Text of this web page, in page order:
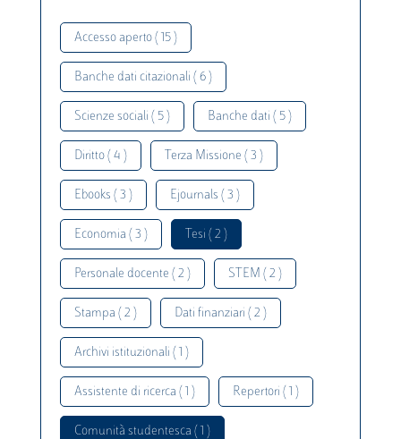
Accesso aperto ( 15 )
Banche dati citazionali ( 6 )
Scienze sociali ( 5 ) Banche dati ( 5 )
Diritto ( 4 ) Terza Missione ( 3 )
Ebooks ( 3 ) Ejournals ( 3 )
Economia ( 3 ) Tesi ( 2 )
Personale docente ( 2 ) STEM ( 2 )
Stampa ( 2 ) Dati finanziari ( 2 )
Archivi istituzionali ( 1 )
Assistente di ricerca ( 1 ) Repertori ( 1 )
Comunità studentesca ( 1 )